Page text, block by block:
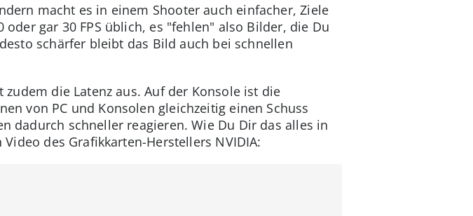
macht es in einem Shooter auch einfacher, Ziele
gar 30 FPS üblich, es "fehlen" also Bilder, die Du
schärfer bleibt das Bild auch bei schnellen
die Latenz aus. Auf der Konsole ist die
von PC und Konsolen gleichzeitig einen Schuss
dadurch schneller reagieren. Wie Du Dir das alles in
des Grafikkarten-Herstellers NVIDIA: